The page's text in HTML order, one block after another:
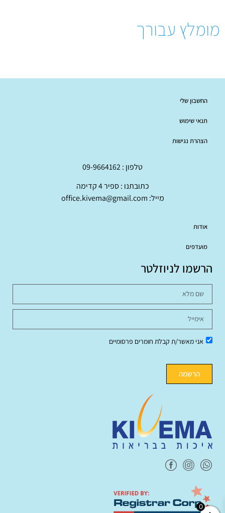
מומלץ עבורך
החשבון שלי
תנאי שימוש
הצהרת נגישות
טלפון : 09-9664162
כתובתנו : ספיר 4 קדימה
מייל: office.kivema@gmail.com
אודות
מועדפים
הרשמו לניוזלטר
אני מאשר/ת קבלת חומרים פרסומיים
הרשמה
0